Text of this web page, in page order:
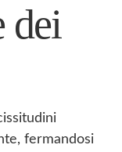
dei
fermandosi